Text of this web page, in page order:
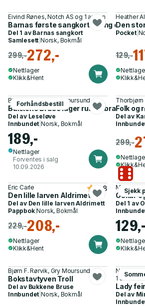
Eivind Rønes, Notch AS og 1 annen
Barnas første sangkort - syng og spill
Del 1 av Barnas sangkort
Samlesett |Norsk, Bokmål
299,-272,-
Nettlager
Klikk&Hent
Heather
Den
Pocket|
129,-
Forhåndsbestill
Bjørn F. Rørvik, Gry Moursund
Bukkene Bruse lager rumpebrann
Del av Leseløve
Innbundet |Norsk, Bokmål
189,-
Nettlager
Forventes i salg
10.09.2026
Thorbjørn
Folk og
Del av
299,-
Eric Carle
Den lille larven Aldrimett
4.8
Del av Den lille larven Aldrimett
Pappbok|Norsk, Bokmål
229,-208,-
Nettlager
Klikk&Hent
Sjekk
Maria
Oskar
Del 1 av
129,-
Bjørn F. Rørvik, Gry Moursund
Bokstavtyven Troll
Del av Bukkene Bruse
Innbundet |Norsk, Bokmål
Nancy
1 annen
Lady
Del av